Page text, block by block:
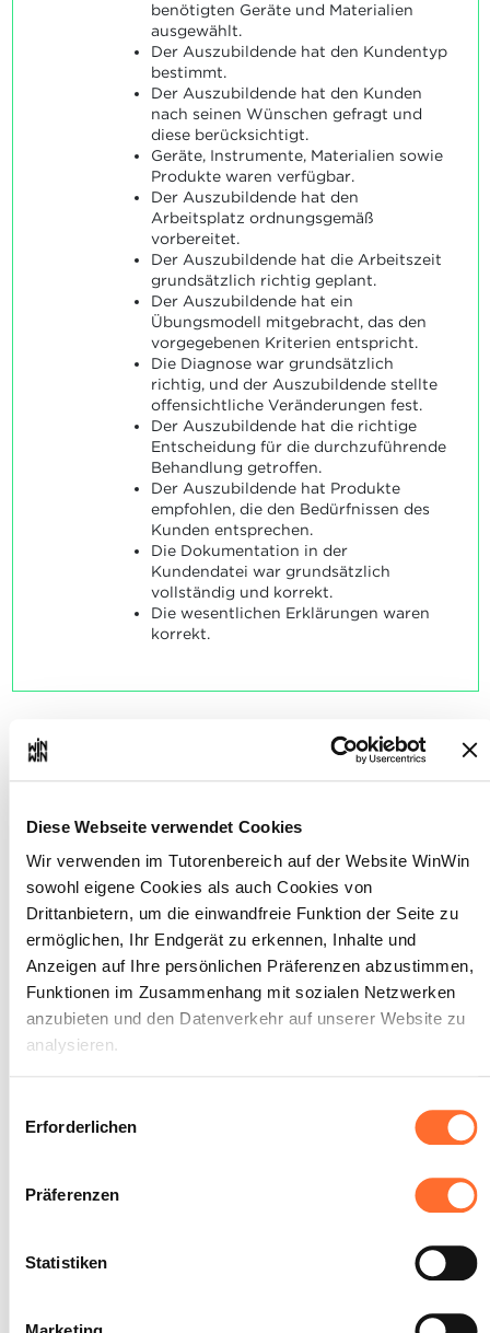
Diese Webseite verwendet Cookies
Wir verwenden im Tutorenbereich auf der Website WinWin
sowohl eigene Cookies als auch Cookies von
Drittanbietern, um die einwandfreie Funktion der Seite zu
ermöglichen, Ihr Endgerät zu erkennen, Inhalte und
Anzeigen auf Ihre persönlichen Präferenzen abzustimmen,
Funktionen im Zusammenhang mit sozialen Netzwerken
anzubieten und den Datenverkehr auf unserer Website zu
analysieren.
akzeptieren, ablehnen oder konfigurieren. Davon
ausgenommen sind Cookies, die für die Funktion der
Website unbedingt erforderlich sind. Eine Beschreibung der
verschiedenen Cookies finden sie oben unter „Details“.
Wir weisen darauf hin, dass die Navigation auf der Website
und bestimmte Funktionen (z. B. Abspielen von Videos,
Erforderlichen
Präferenzen
Statistiken
benötigten Geräte und Materialien
ausgewählt.
Der Auszubildende hat den Kundentyp
bestimmt.
Der Auszubildende hat den Kunden
nach seinen Wünschen gefragt und
diese berücksichtigt.
Geräte, Instrumente, Materialien sowie
Produkte waren verfügbar.
Der Auszubildende hat den
Arbeitsplatz ordnungsgemäß
vorbereitet.
Der Auszubildende hat die Arbeitszeit
grundsätzlich richtig geplant.
Der Auszubildende hat ein
Übungsmodell mitgebracht, das den
vorgegebenen Kriterien entspricht.
Die Diagnose war grundsätzlich
richtig, und der Auszubildende stellte
offensichtliche Veränderungen fest.
Der Auszubildende hat die richtige
Entscheidung für die durchzuführende
Behandlung getroffen.
Der Auszubildende hat Produkte
empfohlen, die den Bedürfnissen des
Kunden entsprechen.
Die Dokumentation in der
Kundendatei war grundsätzlich
vollständig und korrekt.
Die wesentlichen Erklärungen waren
korrekt.
Der Auszubildende ist in der
gepflegten Auftreten und
professionell zu empfangen,
sich um ihn zu kümmern, eine
Maniküre durchzuführen und
ihm 2 Produkte zu empfehlen
und zu verkaufen.
Maximale Punktzahl: 18
INDIKATOREN
der Höflichkeit und des Benehmens an.
Der Auszubildende schafft eine
Schönheitsbehandlungen unter
Kunden sowie der Informationen